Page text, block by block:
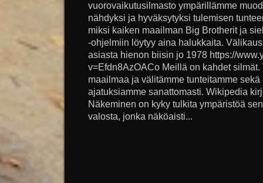
vuorovaikutusilmasto ympärillämme
nähdyksi ja hyväksytyksi tulemisen
miksi kaiken maailman Big Brotherit ja
-ohjelmiin löytyy aina halukkaita.
asiasta hienon biisin jo 1978 https://
v=Efdn8AzOACo Meillä on kahdet
maailmaa ja välitämme tunteitamme sekä
ajatuksiamme sanattomasti. Wikipedia
Näkeminen on kyky tulkita ympäristöä
valosta, jonka näköaisti...